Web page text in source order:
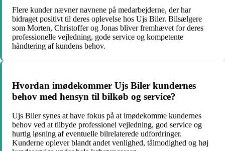
Flere kunder nævner navnene på medarbejderne, der har
bidraget positivt til deres oplevelse hos Ujs Biler. Bilsælgere
som Morten, Christoffer og Jonas bliver fremhævet for deres
professionelle vejledning, gode service og kompetente
håndtering af kundens behov.
Hvordan imødekommer Ujs Biler kundernes
behov med hensyn til bilkøb og service?
Ujs Biler synes at have fokus på at imødekomme kundernes
behov ved at tilbyde professionel vejledning, god service og
hurtig løsning af eventuelle bilrelaterede udfordringer.
Kunderne oplever blandt andet venlighed, tålmodighed og høj